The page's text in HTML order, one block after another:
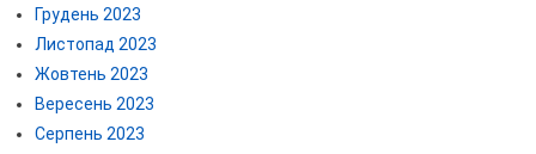
Грудень 2023
Листопад 2023
Жовтень 2023
Вересень 2023
Серпень 2023